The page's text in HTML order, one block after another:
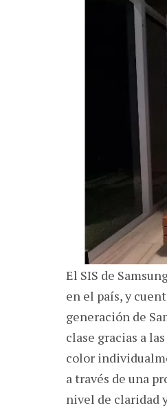
El SIS de
en el país, y
generación de
clase gracias a
color
a través de una
nivel de claridad